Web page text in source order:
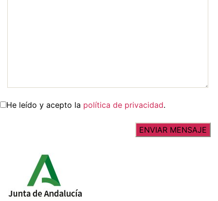
He leído y acepto la política de privacidad.